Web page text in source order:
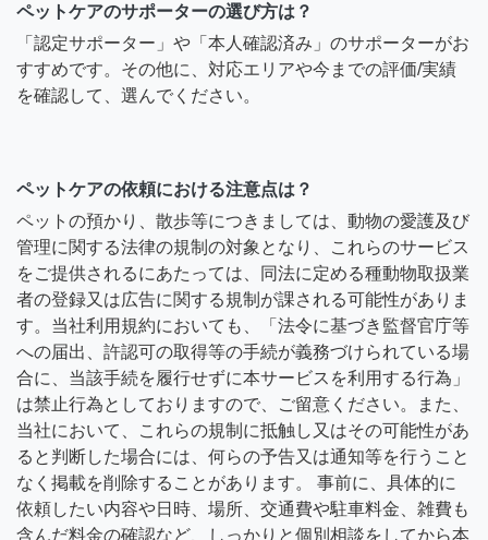
ペットケアのサポーターの選び方は？
「認定サポーター」や「本人確認済み」のサポーターがお
すすめです。その他に、対応エリアや今までの評価/実績
を確認して、選んでください。
ペットケアの依頼における注意点は？
ペットの預かり、散歩等につきましては、動物の愛護及び
管理に関する法律の規制の対象となり、これらのサービス
をご提供されるにあたっては、同法に定める種動物取扱業
者の登録又は広告に関する規制が課される可能性がありま
す。当社利用規約においても、「法令に基づき監督官庁等
への届出、許認可の取得等の手続が義務づけられている場
合に、当該手続を履行せずに本サービスを利用する行為」
は禁止行為としておりますので、ご留意ください。また、
当社において、これらの規制に抵触し又はその可能性があ
ると判断した場合には、何らの予告又は通知等を行うこと
なく掲載を削除することがあります。 事前に、具体的に
依頼したい内容や日時、場所、交通費や駐車料金、雑費も
含んだ料金の確認など、しっかりと個別相談をしてから本